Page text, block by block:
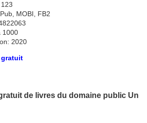
MOBI, FB2
1000
2020
gratuit
de livres du domaine public Un